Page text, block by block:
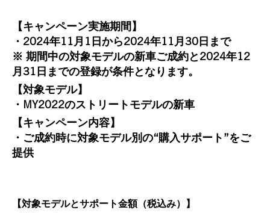
【キャンペーン実施期間】
・2024年11月1日から2024年11月30日まで
※ 期間中の対象モデルの新車ご成約と2024年12
月31日までの登録が条件となります。
【対象モデル】
・MY2022のストリートモデルの新車
【キャンペーン内容】
・ご成約時に対象モデル別の“購入サポート”をご
提供
【対象モデルとサポート金額（税込み）】